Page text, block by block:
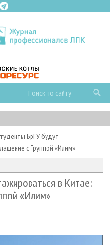
БрГУ будут
с Группой «Илим»
в Китае:
«Илим»